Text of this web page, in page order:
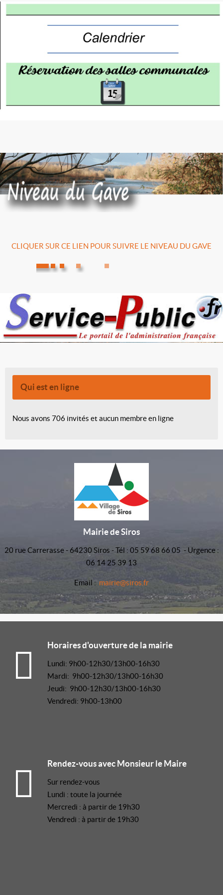
CLIQUER SUR CE LIEN POUR SUIVRE LE NIVEAU DU GAVE
Qui est en ligne
Nous avons 706 invités et aucun membre en ligne
Mairie de Siros
20 rue Carrerasse - 64230 Siros - Tél : 05 59 68 66 05 - Urgence :
06 14 25 39 13
Email : mairie@siros.fr
Horaires d'ouverture de la mairie
Lundi: 9h00-12h30/13h00-16h30
Mardi: 9h00-12h30/13h00-16h30
Jeudi: 9h00-12h30/13h00-16h30
Vendredi: 9h00-13h00
Rendez-vous avec Monsieur le Maire
Sur rendez-vous
Lundi : toute la journée
Mercredi : à partir de 19h30
Vendredi : à partir de 19h30